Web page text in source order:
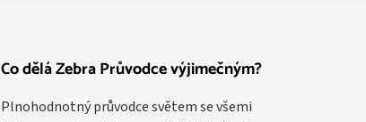
Co dělá Zebra Průvodce výjimečným?
Plnohodnotný průvodce světem se všemi